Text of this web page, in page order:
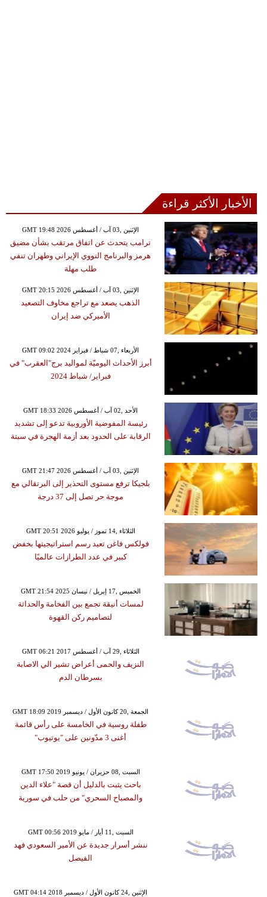
الأخبار الأكثر قراءة
GMT 19:48 2026 الإثنين ,03 آب / أغسطس
ترامب يتحدث عن اتفاق مرتقب بشأن مضيق
هرمز والبرنامج النووي الإيراني وطهران تنفي
طلب مهلة
GMT 20:15 2026 الإثنين ,03 آب / أغسطس
الذهب يصعد مع تراجع مخاوف التصعيد
الأميركي ضد إيران
GMT 09:02 2024 الأربعاء ,07 شباط / فبراير
أبرز الأحداث اليوميّة لمواليد برج"العقرب" في
فبراير/ شباط 2024
GMT 18:33 2026 الأحد ,02 آب / أغسطس
رئيسة المفوضية الأوروبية تدعو إلى تشديد
الرقابة على الحدود بعد أزمة الهجرة في سبتة
GMT 21:47 2026 الإثنين ,03 آب / أغسطس
بلجيكا ترفع مستوى التحذير إلى البرتقالي مع
موجة حر تصل إلى 37 درجة
GMT 20:51 2026 الثلاثاء ,14 تموز / يوليو
فولكس فاغن تعيد رسم استراتيجيتها بخفض
كبير في عدد الطرازات عالميًا
GMT 21:54 2025 الخميس ,17 إبريل / نيسان
لمسات أنيقة تجمع بين الفخامة والحداثة
لتصاميم ركن القهوة
GMT 06:21 2017 الثلاثاء ,29 آب / أغسطس
النزيف والحمى أعراض تشير الي الاصابة
بسرطان الدم
GMT 18:09 2019 الجمعة ,20 كانون الأول / ديسمبر
طفلة روسية في الخامسة على رأس قائمة
أغنى 3 مدّونين على "يوتيوب"
GMT 17:50 2019 السبت ,08 حزيران / يونيو
باحث يثبت بالدليل أن قصة "علاء الدين
والمصباح السحري" من حلب في سورية
GMT 00:56 2019 السبت ,11 أيار / مايو
ننشر أسرار جديدة عن الأمير السعودي فهد
الفيصل
GMT 04:14 2018 الإثنين ,24 كانون الأول / ديسمبر